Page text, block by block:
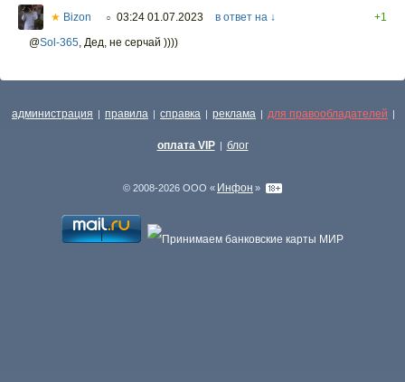
★ Bizon ○ 03:24 01.07.2023 в ответ на ↓
+1
@Sol-365, Дед, не серчай ))))
администрация | правила | справка | реклама | для правообладателей |
оплата VIP | блог
© 2008-2026 ООО « Инфон »